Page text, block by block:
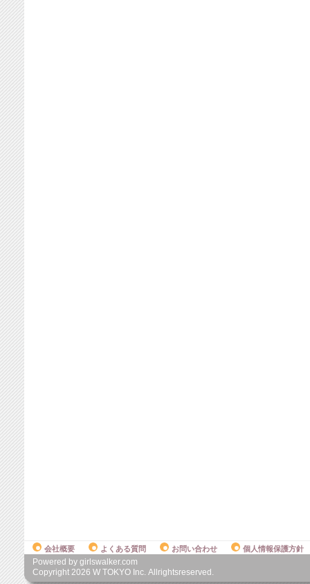
会社概要 よくある質問 お問い合わせ 個人情報保護方針
Powered by girlswalker.com
Copyright 2026 W TOKYO Inc. Allrightsreserved.